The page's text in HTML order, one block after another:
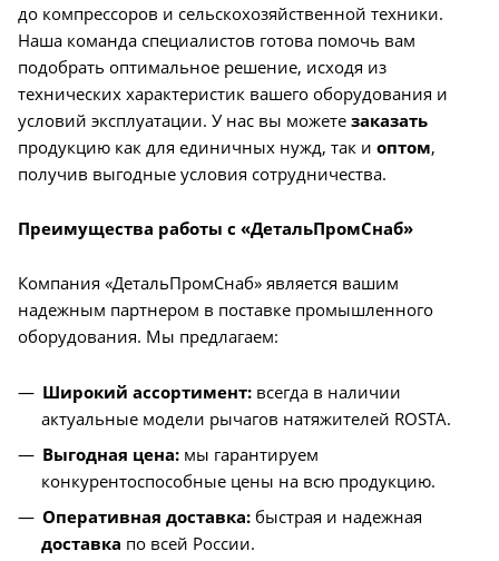
до компрессоров и сельскохозяйственной техники.
Наша команда специалистов готова помочь вам
подобрать оптимальное решение, исходя из
технических характеристик вашего оборудования и
условий эксплуатации. У нас вы можете заказать
продукцию как для единичных нужд, так и оптом,
получив выгодные условия сотрудничества.
Преимущества работы с «ДетальПромСнаб»
Компания «ДетальПромСнаб» является вашим
надежным партнером в поставке промышленного
оборудования. Мы предлагаем:
Широкий ассортимент: всегда в наличии
актуальные модели рычагов натяжителей ROSTA.
Выгодная цена: мы гарантируем
конкурентоспособные цены на всю продукцию.
Оперативная доставка: быстрая и надежная
доставка по всей России.